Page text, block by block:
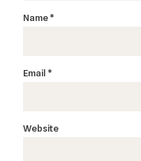
Name*
Email *
Website